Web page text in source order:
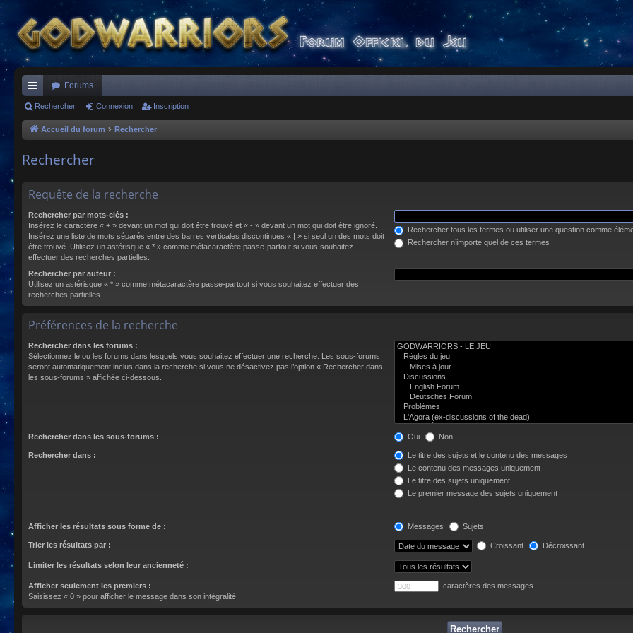
ac
co
s
Forums
Rechercher Connexion Inscription
Accueil du forum Rechercher
Rechercher
Requête de la recherche
Rechercher par mots-clés :
Insérez le caractère « + » devant un mot qui doit être trouvé et « - » devant un mot qui doit être ignoré.
Insérez une liste de mots séparés entre des barres verticales discontinues « | » si seul un des mots doit
être trouvé. Utilisez un astérisque « * » comme métacaractère passe-partout si vous souhaitez
effectuer des recherches partielles.
Rechercher tous les termes ou utiliser une question comme
Rechercher n’importe quel de ces termes
Rechercher par auteur :
Utilisez un astérisque « * » comme métacaractère passe-partout si vous souhaitez effectuer des
recherches partielles.
Préférences de la recherche
Rechercher dans les forums :
Sélectionnez le ou les forums dans lesquels vous souhaitez effectuer une recherche. Les sous-forums
seront automatiquement inclus dans la recherche si vous ne désactivez pas l’option « Rechercher dans
les sous-forums » affichée ci-dessous.
Rechercher dans les sous-forums : Oui Non
Rechercher dans :
Le titre des sujets et le contenu des messages
Le contenu des messages uniquement
Le titre des sujets uniquement
Le premier message des sujets uniquement
Afficher les résultats sous forme de : Messages Sujets
Trier les résultats par : Croissant Décroissant
Limiter les résultats selon leur ancienneté :
Afficher seulement les premiers :
Saisissez « 0 » pour afficher le message dans son intégralité.
caractères des messages